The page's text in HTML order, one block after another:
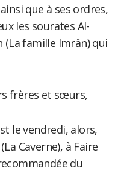
que à ses ordres,
les sourates Al-
(La famille Imrân) qui
frères et sœurs,
le vendredi, alors,
Caverne), à Faire
du